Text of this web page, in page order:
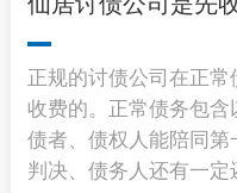
正规的讨债公司在正
收费的。正常债务包
债者、债权人能陪同
判决、债务人还有一